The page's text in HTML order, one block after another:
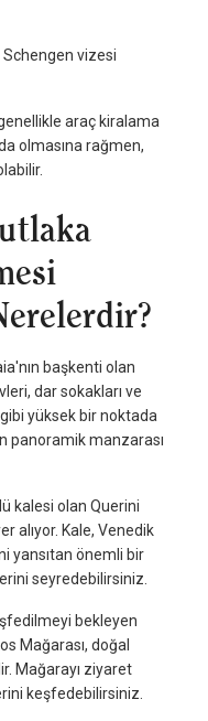
vizesi
araç kiralama
olmasına rağmen,
başkenti olan
dar sokakları ve
yüksek bir noktada
panoramik manzarası
kalesi olan Querini
alıyor. Kale, Venedik
yansıtan önemli bir
seyredebilirsiniz.
bekleyen
Mağarası, doğal
Mağarayı ziyaret
keşfedebilirsiniz.